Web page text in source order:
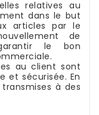
relatives au
dans le but
articles par le
de
le bon
au client sont
et sécurisée. En
à des